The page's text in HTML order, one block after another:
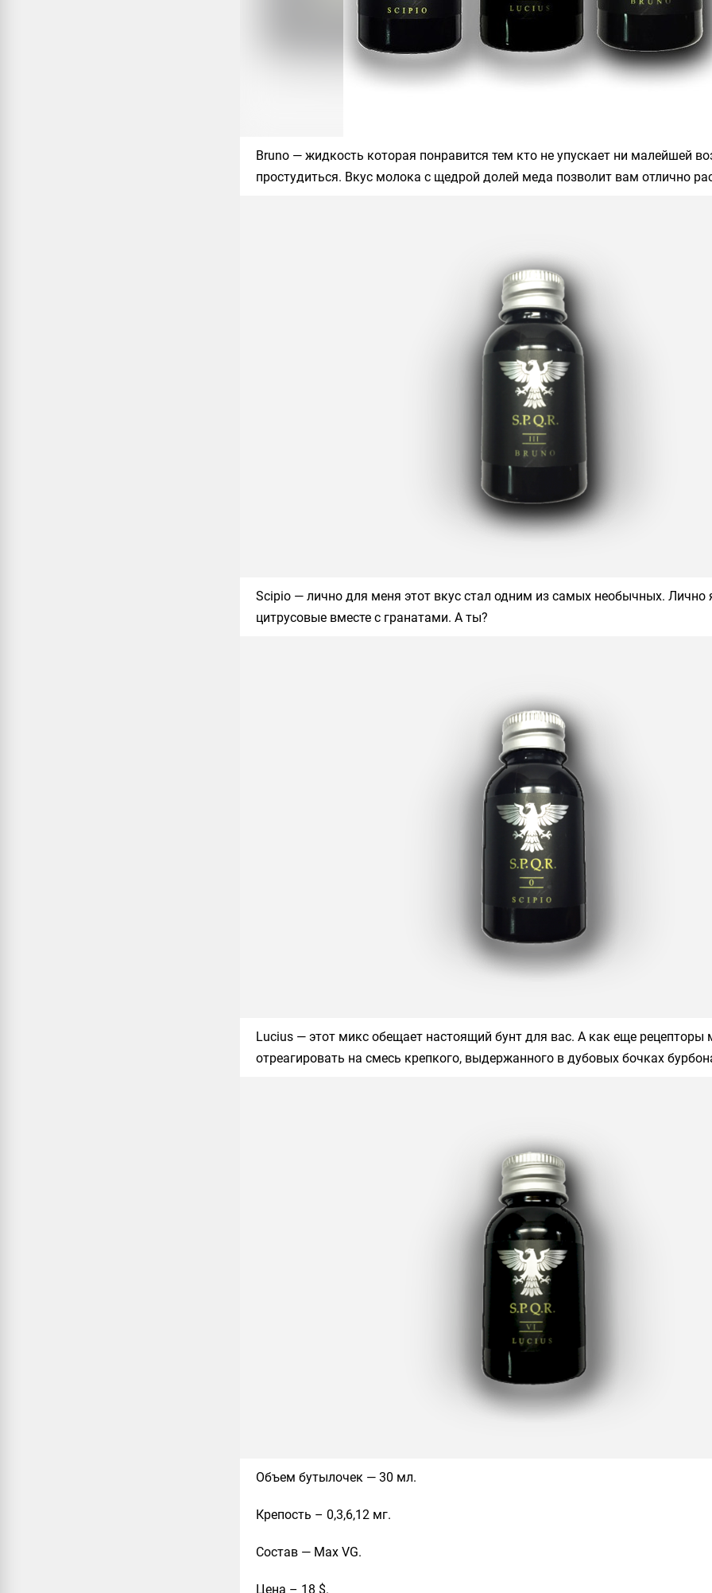
Bruno — жидкость которая понравится тем кто не упускает ни малейшей
простудиться. Вкус молока с щедрой долей меда позволит вам отлично
Scipio — лично для меня этот вкус стал одним из самых необычных. Лично
цитрусовые вместе с гранатами. А ты?
Lucius — этот микс обещает настоящий бунт для вас. А как еще рецепторы
отреагировать на смесь крепкого, выдержанного в дубовых бочках
Объем бутылочек — 30 мл.
Крепость – 0,3,6,12 мг.
Состав — Max VG.
Цена – 18 $.